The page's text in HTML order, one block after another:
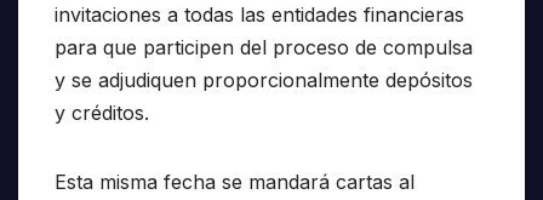
invitaciones a todas las entidades financieras
para que participen del proceso de compulsa
y se adjudiquen proporcionalmente depósitos
y créditos.
Esta misma fecha se mandará cartas al